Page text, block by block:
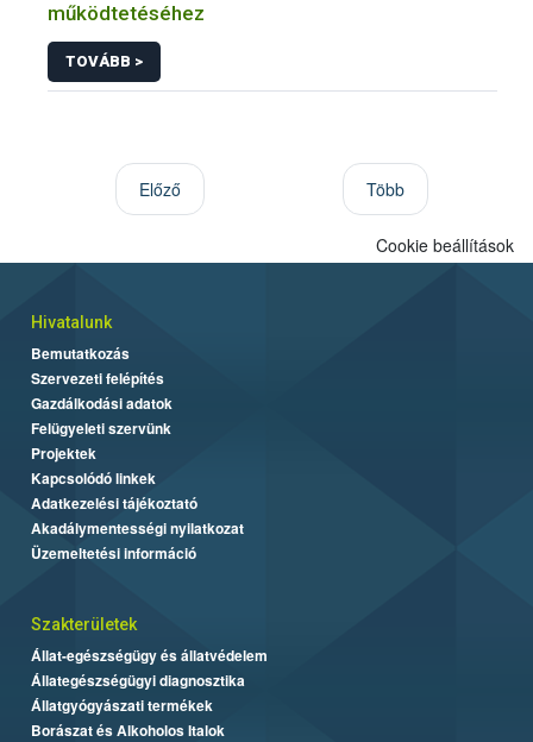
működtetéséhez
TOVÁBB >
Előző Több
Cookie beállítások
Hivatalunk
Bemutatkozás
Szervezeti felépítés
Gazdálkodási adatok
Felügyeleti szervünk
Projektek
Kapcsolódó linkek
Adatkezelési tájékoztató
Akadálymentességi nyilatkozat
Üzemeltetési információ
Szakterületek
Állat-egészségügy és állatvédelem
Állategészségügyi diagnosztika
Állatgyógyászati termékek
Borászat és Alkoholos Italok